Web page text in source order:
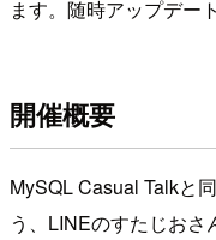
ます。随時アップデー
開催概要
MySQL Casual Talkと
う、LINEのすたじおさ